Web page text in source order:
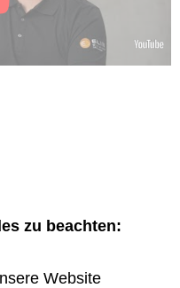
zu beachten:
Website